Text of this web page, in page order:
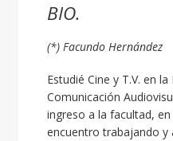
BIO.
(*) Facundo Hernández
Estudié Cine y T.V. en
Comunicación
ingreso a la facultad,
encuentro trabajando y